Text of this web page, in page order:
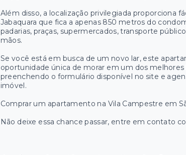
Além disso, a localização privilegiada proporciona
Jabaquara que fica a apenas 850 metros do
padarias, praças, supermercados, transporte
mãos.
Se você está em busca de um novo lar, este
oportunidade única de morar em um dos
preenchendo o formulário disponível no site e
imóvel.
Comprar um apartamento na Vila Campestre em
Não deixe essa chance passar, entre em contato